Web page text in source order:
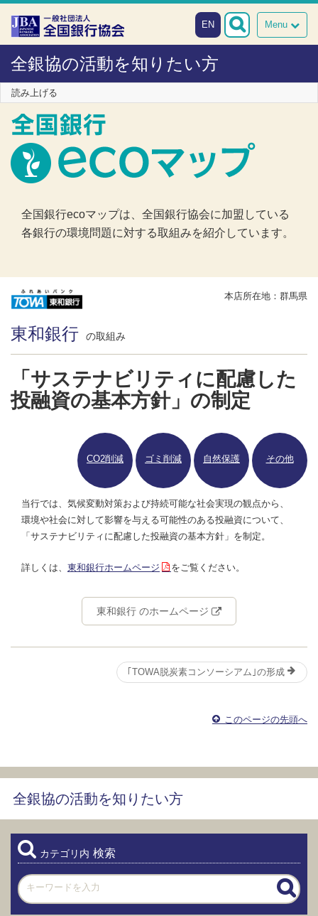
本文へスキップ
障がい者向け相談窓口
Menu
EN
全銀協の活動を知りたい方
読み上げる
全国銀行ecoマップは、全国銀行協会に加盟している
各銀行の環境問題に対する取組みを紹介しています。
本店所在地：群馬県
東和銀行 の取組み
「サステナビリティに配慮した
投融資の基本方針」の制定
CO2削減 ゴミ削減 自然保護 その他
当行では、気候変動対策および持続可能な社会実現の観点から、
環境や社会に対して影響を与える可能性のある投融資について、
「サステナビリティに配慮した投融資の基本方針」を制定。
詳しくは、 東和銀行ホームページ をご覧ください。
東和銀行 のホームページ
｢TOWA脱炭素コンソーシアム｣の形成
このページの先頭へ
全銀協の活動を知りたい方
カテゴリ内 検索